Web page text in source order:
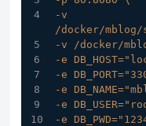
-v
/docker/
-v /docker/
-e
-e
-e
-e
-e